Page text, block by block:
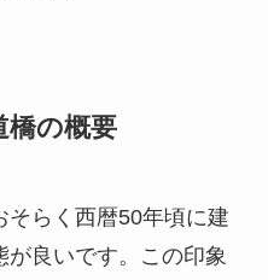
橋の概要
そらく西暦50年頃に建
良いです。この印象